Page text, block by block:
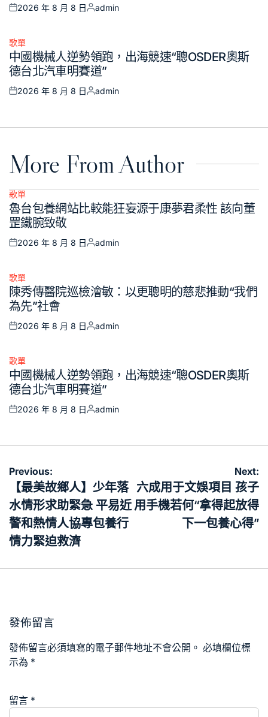
Posted
2026 年 8 月 8 日
Posted
admin
Posted
in
歌單
中國機械人逆勢領跑，出海競速“聰OSDER奧斯
德台北汽車明賽道”
Posted
2026 年 8 月 8 日
Posted
admin
More From Author
Posted
in
歌單
魯台包養網站比較能狂妄源于康夢君柔性 該向董
罡鐵腕致敬
Posted
2026 年 8 月 8 日
Posted
admin
Posted
in
歌單
陳秀傳醫院巡檢澮敏：以更聰明的慈悲推動“我們
為先”社會
Posted
2026 年 8 月 8 日
Posted
admin
Posted
in
歌單
中國機械人逆勢領跑，出海競速“聰OSDER奧斯
德台北汽車明賽道”
Posted
2026 年 8 月 8 日
Posted
admin
文
章
導
覽
Previous:
【最美故鄉人】少年落
水情形求助緊急 平易近
警和熱情人協專包養行
情力緊迫救濟
Next:
六成用于文娛項目 孩子
用手機若何“拿得起放得
下一包養心得”
發佈留言
發佈留言必須填寫的電子郵件地址不會公開。 必填欄位標
示為 *
留言 *